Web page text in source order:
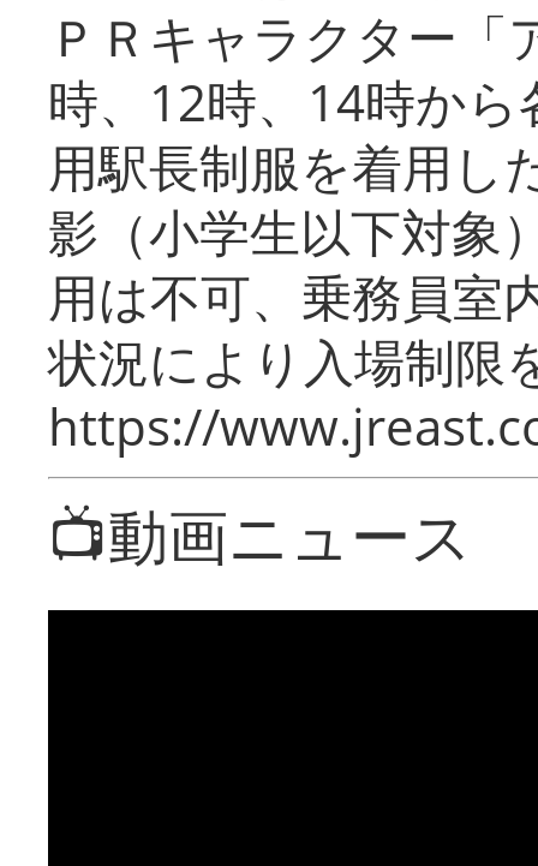
ＰＲキャラクター
時、12時、14時か
用駅長制服を着用し
影（小学生以下対象
用は不可、乗務員室
状況により入場制限
https://
📺動画ニュース